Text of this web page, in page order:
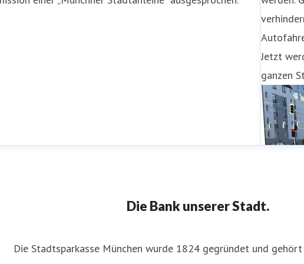
Jetzt
ganzen
Die Bank unserer Stadt.
Die Stadtsparkasse München wurde 1824 gegründet und